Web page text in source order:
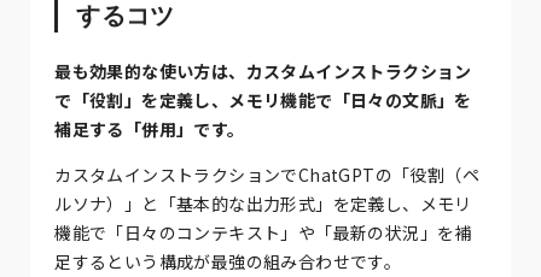
するコツ
最も効果的な使い方は、カスタムインストラクション
で「役割」を定義し、メモリ機能で「日々の文脈」を
補足する「併用」です。
カスタムインストラクションでChatGPTの「役割（ペ
ルソナ）」と「基本的な出力形式」を定義し、メモリ
機能で「日々のコンテキスト」や「最新の状況」を補
足するという構成が最強の組み合わせです。